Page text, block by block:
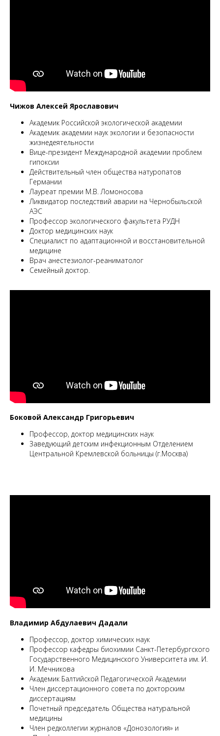
Чижов Алексей Ярославович
Академик Российской экологической академии
Академик академии наук экологии и безопасности
жизнедеятельности
Вице-президент Международной академии проблем
гипоксии
Действительный член общества натуропатов
Германии
Лауреат премии М.В. Ломоносова
Ликвидатор последствий аварии на Чернобыльской
АЭС
Профессор экологического факультета РУДН
Доктор медицинских наук
Специалист по адаптационной и восстановительной
медицине
Врач анестезиолог-реаниматолог
Семейный доктор.
Боковой Александр Григорьевич
Профессор, доктор медицинских наук
Заведующий детским инфекционным Отделением
Центральной Кремлевской больницы (г.Москва)
Владимир Абдулаевич Дадали
Профессор, доктор химических наук
Профессор кафедры биохимии Санкт-Петербургского
Государственного Медицинского Университета им. И.
И. Мечникова
Академик Балтийской Педагогической Академии
Член диссертационного совета по докторским
диссертациям
Почетный председатель Общества натуральной
медицины
Член редколлегии журналов «Донозология» и